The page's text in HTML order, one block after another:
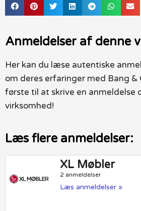
Anmeldelser af denne
Her kan du læse autentiske
om deres erfaringer med Bang
første til at skrive en anmeldelse
virksomhed!
Læs flere anmeldelser:
XL Møbler
2 anmeldelser
Læs anmeldelser »